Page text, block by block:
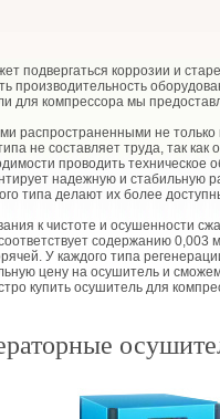
коррозии и
производительность
для компрессора мы
не
не составляет труда, так
проводить
надежную и
типа делают их более
к чистоте и осушенности
содержанию
У каждого типа
цену на осушитель и
купить осушитель для